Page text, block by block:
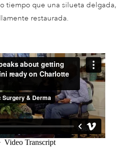
tiempo que una silueta delgada,
restaurada.